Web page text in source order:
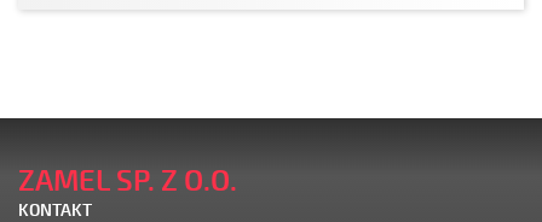
ZAMEL SP. Z O.O.
KONTAKT